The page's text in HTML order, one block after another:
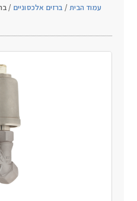
עמוד הבית/ ברזים אלכסוניים /